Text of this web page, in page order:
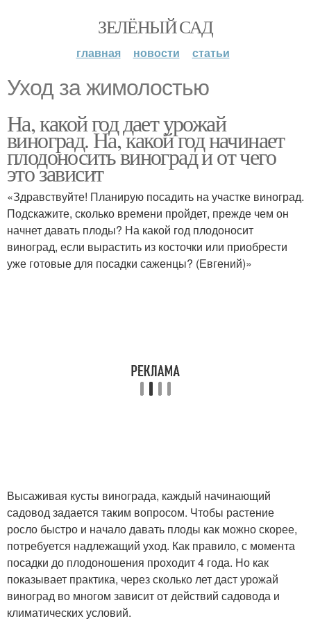
ЗЕЛЁНЫЙ САД
главная новости статьи
Уход за жимолостью
На, какой год дает урожай
виноград. На, какой год начинает
плодоносить виноград и от чего
это зависит
«Здравствуйте! Планирую посадить на участке виноград.
Подскажите, сколько времени пройдет, прежде чем он
начнет давать плоды? На какой год плодоносит
виноград, если вырастить из косточки или приобрести
уже готовые для посадки саженцы? (Евгений)»
Высаживая кусты винограда, каждый начинающий
садовод задается таким вопросом. Чтобы растение
росло быстро и начало давать плоды как можно скорее,
потребуется надлежащий уход. Как правило, с момента
посадки до плодоношения проходит 4 года. Но как
показывает практика, через сколько лет даст урожай
виноград во многом зависит от действий садовода и
климатических условий.